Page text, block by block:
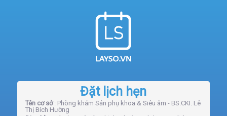
Đặt lịch hẹn
Tên cơ sở: Phòng khám Sản phụ khoa & Siêu âm - BS.CKI. Lê
Thị Bích Hường